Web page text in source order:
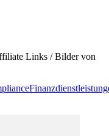
Links / Bilder von